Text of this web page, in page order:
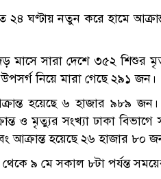
গত ২৪ ঘণ্টায় নতুন করে হামে
মাসে সারা দেশে ৩৫২ শিশুর
নিয়ে মারা গেছে ২৯১ জন।
হয়েছে ৬ হাজার ৯৮৯
ও মৃত্যুর সংখ্যা ঢাকা বিভাগে
আক্রান্ত হয়েছে ২৬ হাজার ৮০
৯ মে সকাল ৮টা পর্যন্ত